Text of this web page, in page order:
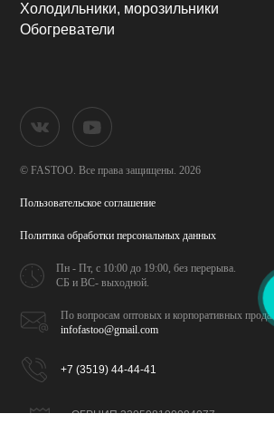
Холодильники, морозильники
Обогреватели
© FASTOO. Все права защищены. 2026
Пользовательское соглашение
Политика обработкиперсональных данных
Пн - Пт, с 10:00 до 19:00,без перерыва.
СБ и ВС- выходной.
По вопросам оптовых икорпоративных продаж
infofastoo@gmail.com
+7 (3519) 44-44-41
ОГРНИП 320508100094077